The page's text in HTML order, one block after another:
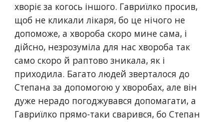
хворіє за когось іншого. Гавриїлко просив,
щоб не кликали лікаря, бо це нічого не
допоможе, а хвороба скоро мине сама, і
дійсно, незрозуміла для нас хвороба так
само скоро й раптово зникала, як і
приходила. Багато людей зверталося до
Степана за допомогою у хворобах, але він
дуже нерадо погоджувався допомагати, а
Гавриїлко прямо-таки сварився, бо Степан